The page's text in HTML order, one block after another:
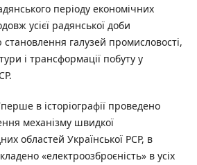
періоду економічних
усієї радянської доби
галузей промисловості,
і трансформації побуту у
в історіографії проведено
механізму швидкої
областей Української РСР, в
«електроозброєність» в усіх